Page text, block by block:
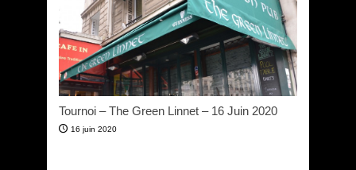
Tournoi – The Green Linnet – 16 Juin 2020
16 juin 2020